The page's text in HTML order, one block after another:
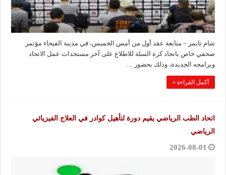
شام تايمز – متابعة عقد أول من أمس الخميس، في مدينة الفيحاء مؤتمر
صحفي خاص باتحاد كرة السلة للاطلاع على آخر مستجدات عمل الاتحاد
وبرامجه الجديدة، وذلك بحضور …
أكمل القراءة »
اتحاد الطب الرياضي يقيم دورة لتأهيل كوادر في العلاج الفيزيائي
الرياضي
2026-08-01